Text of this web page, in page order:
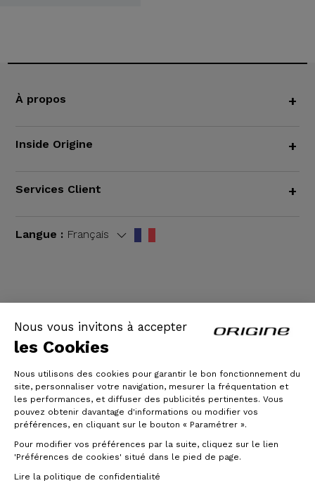
Nous vous invitons à accepter
les Cookies
Nous utilisons des cookies pour garantir le bon fonctionnement du
site, personnaliser votre navigation, mesurer la fréquentation et
les performances, et diffuser des publicités pertinentes. Vous
pouvez obtenir davantage d'informations ou modifier vos
préférences, en cliquant sur le bouton « Paramétrer ».
Pour modifier vos préférences par la suite, cliquez sur le lien
'Préférences de cookies' situé dans le pied de page.
Lire la politique de confidentialité
À propos +
Inside Origine +
Services Client +
Langue : Français
© Origine Cycles